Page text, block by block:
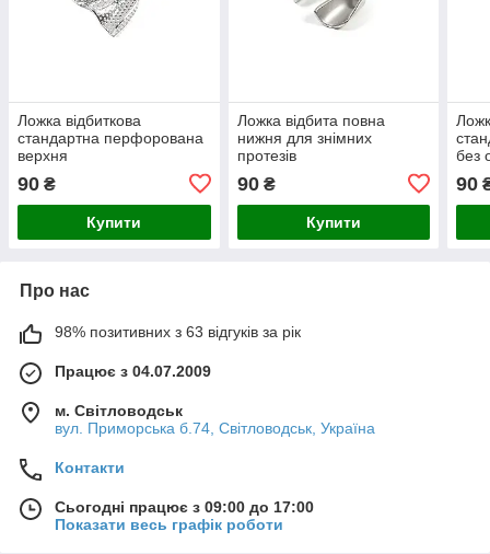
Ложка відбиткова
стандартна перфорована
верхня
90 ₴
Купити
Ложка відбита повна
нижня для знімних
протезів
90₴
Купити
без
90
Про нас
98% позитивних з 63 відгуків за рік
Працює з 04.07.2009
м. Світловодськ
вул. Приморська б.74, Світловодськ, Україна
Контакти
Сьогодні працює з 09:00 до 17:00
Показати весь графік роботи